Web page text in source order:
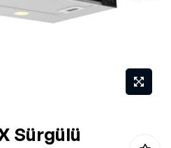
Sürgülü